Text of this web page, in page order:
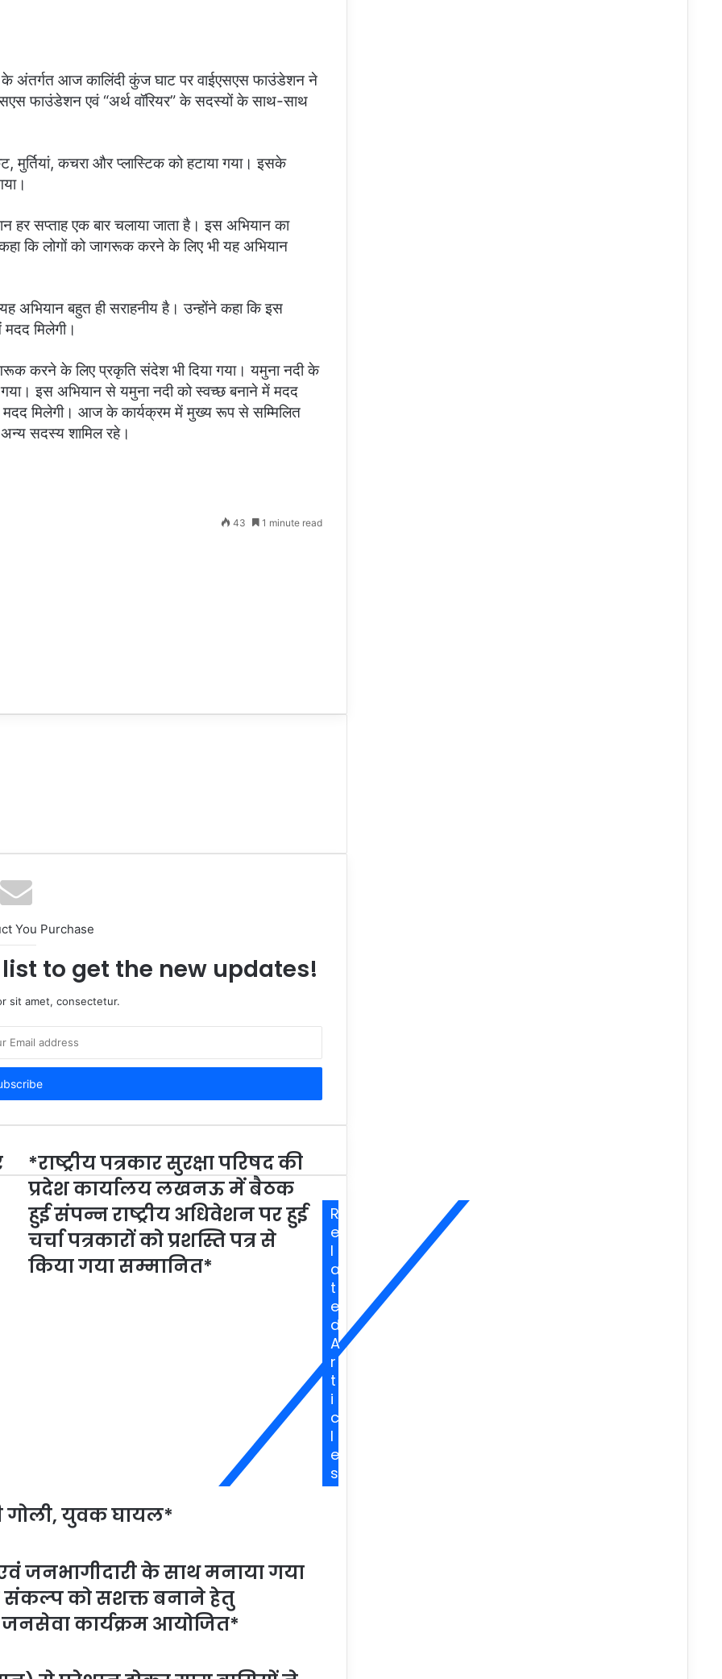
अंतर्गत आज कालिंदी कुंज घाट पर वाईएसएस फाउंडेशन ने
फाउंडेशन एवं “अर्थ वॉरियर” के सदस्यों के साथ-साथ
मुर्तियां, कचरा और प्लास्टिक को हटाया गया। इसके
हर सप्ताह एक बार चलाया जाता है। इस अभियान का
कि लोगों को जागरूक करने के लिए भी यह अभियान
अभियान बहुत ही सराहनीय है। उन्होंने कहा कि इस
मिलेगी।
करने के लिए प्रकृति संदेश भी दिया गया। यमुना नदी के
इस अभियान से यमुना नदी को स्वच्छ बनाने में मदद
मदद मिलेगी। आज के कार्यक्रम में मुख्य रूप से सम्मिलित
सदस्य शामिल रहे।
43 1 minute read
You Purchase
to get the new updates!
sit amet, consectetur.
*राष्ट्रीय पत्रकार सुरक्षा परिषद की
प्रदेश कार्यालय लखनऊ में बैठक
हुई संपन्न राष्ट्रीय अधिवेशन पर हुई
चर्चा पत्रकारों को प्रशस्ति पत्र से
किया गया सम्मानित*
R
e
l
a
t
e
d
A
r
t
i
c
l
e
s
गोली, युवक घायल*
जनभागीदारी के साथ मनाया गया
संकल्प को सशक्त बनाने हेतु
कार्यक्रम आयोजित*